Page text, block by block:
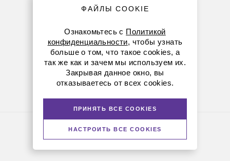
8 (800) 234-05-08
+7 (923) 158-67-53
© Диаэм, 1988 — 2026. Все права защищены
ФАЙЛЫ COOKIE
Ознакомьтесь с Политикой
конфиденциальности, чтобы узнать
больше о том, что такое cookies, а
так же как и зачем мы используем их.
Закрывая данное окно, вы
отказываетесь от всех cookies.
ПРИНЯТЬ ВСЕ COOKIES
НАСТРОИТЬ ВСЕ COOKIES